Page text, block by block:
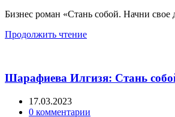
Бизнес роман «Стань собой. Начни свое
Продолжить чтение
Шарафиева Илгизя: Стань
17.03.2023
0 комментарии